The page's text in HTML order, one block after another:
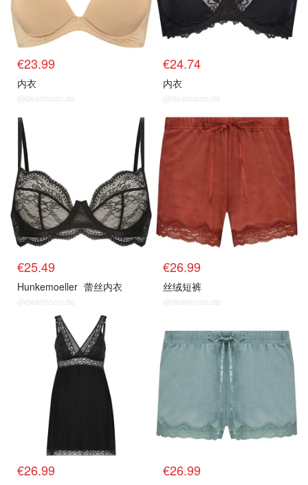
€23.99
内衣
@dealmoon.de
€24.74
内衣
@dealmoon.de
€25.49
Hunkemoeller 蕾丝内衣
@dealmoon.de
€26.99
丝绒短裤
@dealmoon.de
€26.99 €26.99